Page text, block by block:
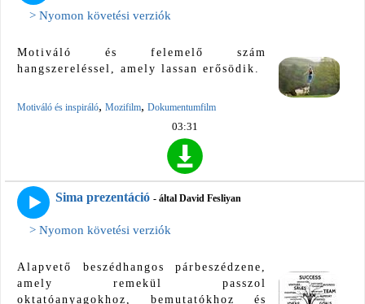
> Nyomon követési verziók
Motiváló és felemelő szám
hangszereléssel, amely lassan erősödik.
Motiváló és inspiráló, Mozifilm, Dokumentumfilm
03:31
Sima prezentáció - által David Fesliyan
> Nyomon követési verziók
Alapvető beszédhangos párbeszédzene,
amely remekül passzol
oktatóanyagokhoz, bemutatókhoz és